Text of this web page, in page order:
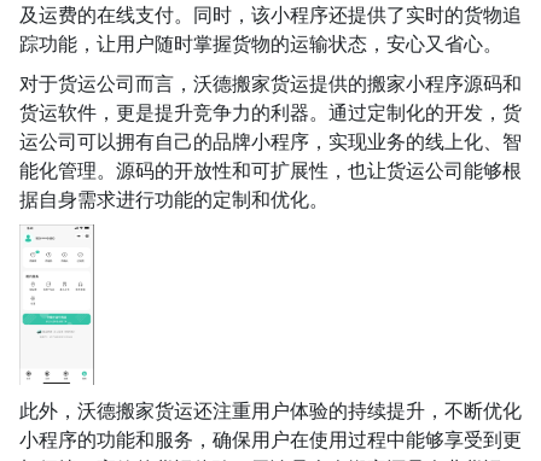
及运费的在线支付。同时，该小程序还提供了实时的货物追
踪功能，让用户随时掌握货物的运输状态，安心又省心。
对于货运公司而言，沃德搬家货运提供的搬家小程序源码和
货运软件，更是提升竞争力的利器。通过定制化的开发，货
运公司可以拥有自己的品牌小程序，实现业务的线上化、智
能化管理。源码的开放性和可扩展性，也让货运公司能够根
据自身需求进行功能的定制和优化。
此外，沃德搬家货运还注重用户体验的持续提升，不断优化
小程序的功能和服务，确保用户在使用过程中能够享受到更